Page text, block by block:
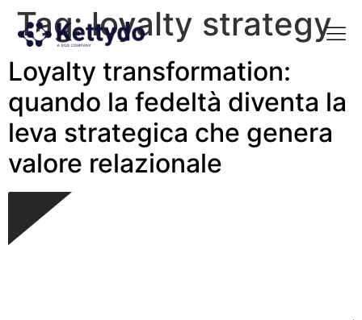
Tag:loyalty strategy
Loyalty transformation:
quando la fedeltà diventa la
leva strategica che genera
valore relazionale